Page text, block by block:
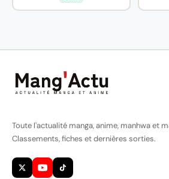
Toute l'actualité manga, anime, manhwa et
Classements, fiches et dernières sorties.